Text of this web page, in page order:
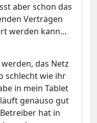
aber schon das
Verträgen
werden kann…
das Netz
schlecht wie ihr
in mein Tablet
genauso gut
hat in